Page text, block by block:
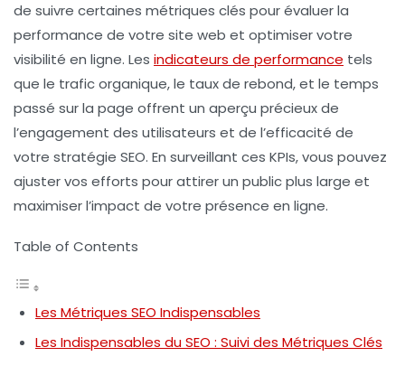
de suivre certaines métriques clés pour évaluer la
performance de votre site web et optimiser votre
visibilité en ligne. Les indicateurs de performance tels
que le trafic organique, le taux de rebond, et le temps
passé sur la page offrent un aperçu précieux de
l’engagement des utilisateurs et de l’efficacité de
votre stratégie SEO. En surveillant ces KPIs, vous pouvez
ajuster vos efforts pour attirer un public plus large et
maximiser l’impact de votre présence en ligne.
Table of Contents
Les Métriques SEO Indispensables
Les Indispensables du SEO : Suivi des Métriques Clés